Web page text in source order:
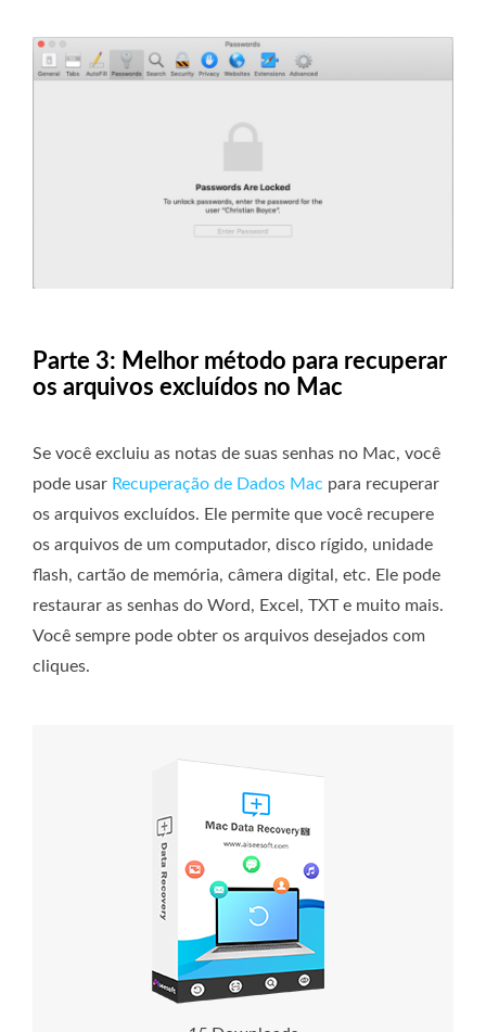
Parte 3: Melhor método para recuperar
os arquivos excluídos no Mac
Se você excluiu as notas de suas senhas no Mac, você
pode usar Recuperação de Dados Mac para recuperar
os arquivos excluídos. Ele permite que você recupere
os arquivos de um computador, disco rígido, unidade
flash, cartão de memória, câmera digital, etc. Ele pode
restaurar as senhas do Word, Excel, TXT e muito mais.
Você sempre pode obter os arquivos desejados com
cliques.